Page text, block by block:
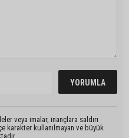
veya imalar, inançlara saldırı
karakter kullanılmayan ve büyük